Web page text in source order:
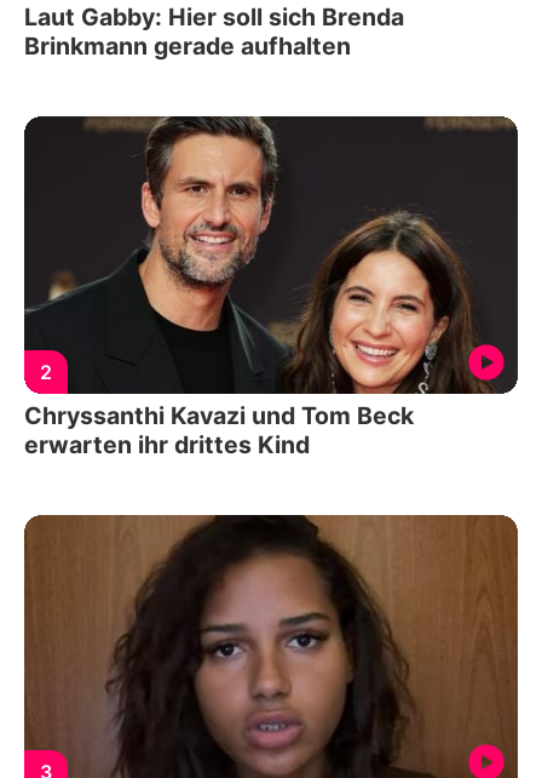
Laut Gabby: Hier soll sich Brenda
Brinkmann gerade aufhalten
2
Chryssanthi Kavazi und Tom Beck
erwarten ihr drittes Kind
3